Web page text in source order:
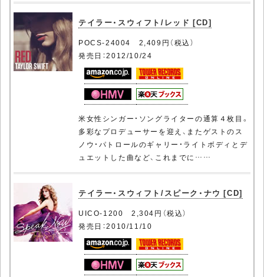
テイラー・スウィフト/レッド [CD]
POCS-24004 2,409円（税込）
発売日：2012/10/24
米女性シンガー・ソングライターの通算４枚目。
多彩なプロデューサーを迎え、またゲストのス
ノウ・パトロールのギャリー・ライトボディとデ
ュエットした曲など、これまでに……
テイラー・スウィフト/スピーク・ナウ [CD]
UICO-1200 2,304円（税込）
発売日：2010/11/10